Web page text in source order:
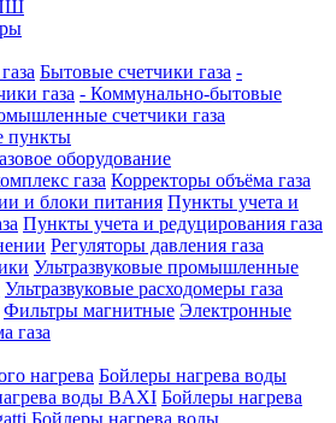
Бытовые счетчики газа -
газа - Коммунально-бытовые
счетчики газа
пункты
оборудование
газа Корректоры объёма газа
и блоки питания Пункты учета и
Пункты учета и редуцирования газа
Регуляторы давления газа
Ультразвуковые промышленные
Ультразвуковые расходомеры газа
Фильтры магнитные Электронные
газа
нагрева Бойлеры нагрева воды
воды BAXI Бойлеры нагрева
Бойлеры нагрева воды